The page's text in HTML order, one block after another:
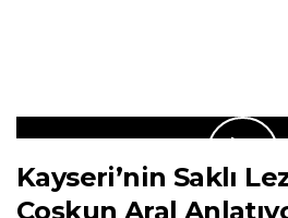
Kayseri’nin Saklı
Coşkun Aral